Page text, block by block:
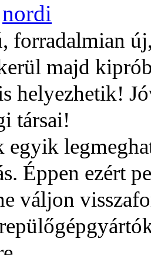
nordi
forradalmian
majd
helyezhetik!
társai!
egyik
Éppen ezért
váljon